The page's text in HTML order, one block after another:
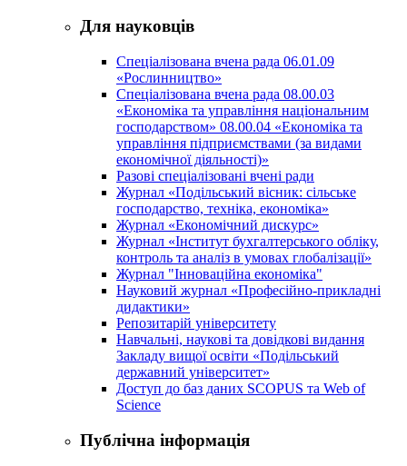
Для науковців
Спеціалізована вчена рада 06.01.09
«Рослинництво»
Спеціалізована вчена рада 08.00.03
«Економіка та управління національним
господарством» 08.00.04 «Економіка та
управління підприємствами (за видами
економічної діяльності)»
Разові спеціалізовані вчені ради
Журнал «Подільський вісник: сільське
господарство, техніка, економіка»
Журнал «Економічний дискурс»
Журнал «Інститут бухгалтерського обліку,
контроль та аналіз в умовах глобалізації»
Журнал "Інноваційна економіка"
Науковий журнал «Професійно-прикладні
дидактики»
Репозитарій університету
Навчальні, наукові та довідкові видання
Закладу вищої освіти «Подільський
державний університет»
Доступ до баз даних SCOPUS та Web of
Science
Публічна інформація